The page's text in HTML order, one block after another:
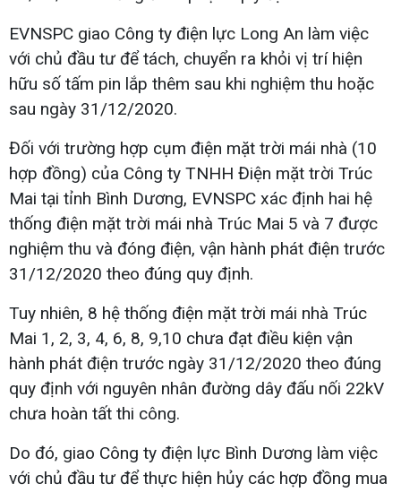
EVNSPC giao Công ty điện lực Long An làm việc
với chủ đầu tư để tách, chuyển ra khỏi vị trí hiện
hữu số tấm pin lắp thêm sau khi nghiệm thu hoặc
sau ngày 31/12/2020.
Đối với trường hợp cụm điện mặt trời mái nhà (10
hợp đồng) của Công ty TNHH Điện mặt trời Trúc
Mai tại tỉnh Bình Dương, EVNSPC xác định hai hệ
thống điện mặt trời mái nhà Trúc Mai 5 và 7 được
nghiệm thu và đóng điện, vận hành phát điện trước
31/12/2020 theo đúng quy định.
Tuy nhiên, 8 hệ thống điện mặt trời mái nhà Trúc
Mai 1, 2, 3, 4, 6, 8, 9,10 chưa đạt điều kiện vận
hành phát điện trước ngày 31/12/2020 theo đúng
quy định với nguyên nhân đường dây đấu nối 22kV
chưa hoàn tất thi công.
Do đó, giao Công ty điện lực Bình Dương làm việc
với chủ đầu tư để thực hiện hủy các hợp đồng mua